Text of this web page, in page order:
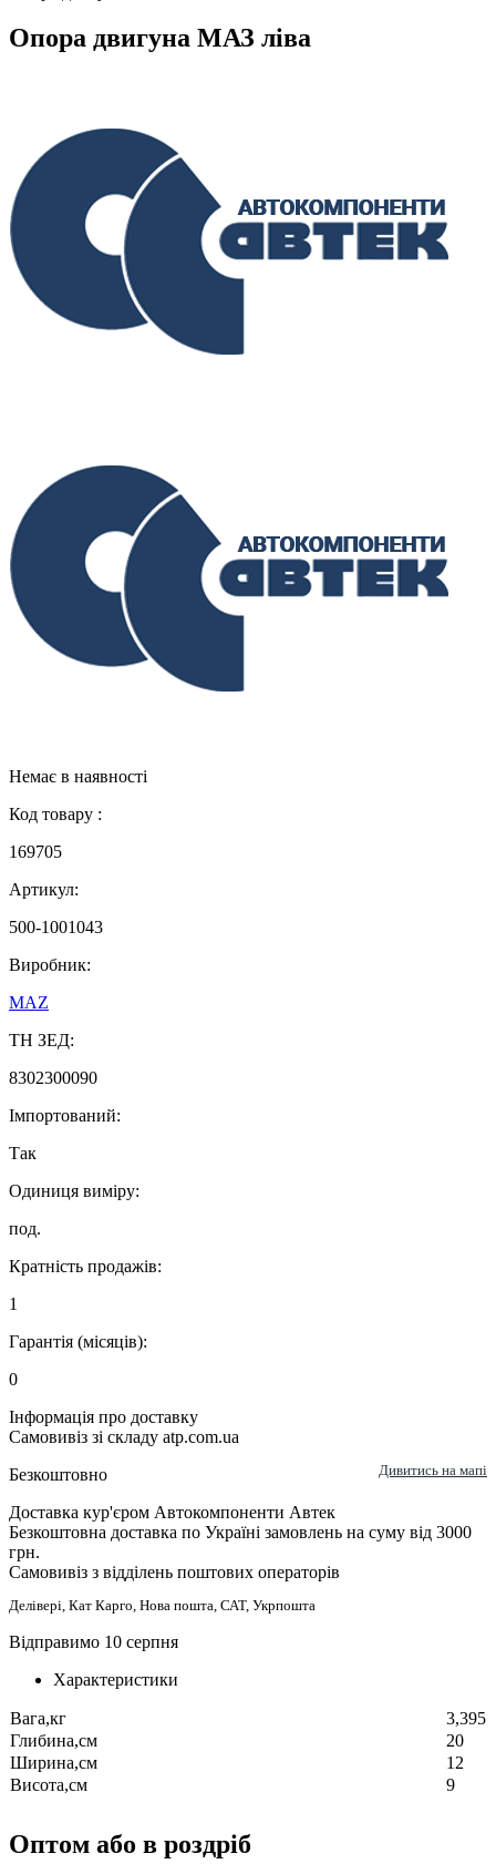
Опора двигуна МАЗ ліва
Немає в наявності
Код товару :
169705
Артикул:
500-1001043
Виробник:
MAZ
ТН ЗЕД:
8302300090
Імпортований:
Так
Одиниця виміру:
под.
Кратність продажів:
1
Гарантія (місяців):
0
Інформація про доставку
Самовивіз зі складу atp.com.ua
Безкоштовно
Дивитись на мапі
Доставка кур'єром Автокомпоненти Автек
Безкоштовна доставка по Україні замовлень на суму від 3000
грн.
Самовивіз з відділень поштових операторів
Делівері, Кат Карго, Нова пошта, САТ, Укрпошта
Відправимо 10 серпня
Характеристики
Вага,кг
3,395
Глибина,см
20
Ширина,см
12
Висота,см
9
Оптом або в роздріб